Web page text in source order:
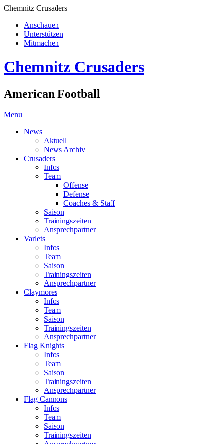
Chemnitz Crusaders
Anschauen
Unterstützen
Mitmachen
Chemnitz Crusaders
American Football
Menu
News
Aktuell
News Archiv
Crusaders
Infos
Team
Offense
Defense
Coaches & Staff
Saison
Trainingszeiten
Ansprechpartner
Varlets
Infos
Team
Saison
Trainingszeiten
Ansprechpartner
Claymores
Infos
Team
Saison
Trainingszeiten
Ansprechpartner
Flag Knights
Infos
Team
Saison
Trainingszeiten
Ansprechpartner
Flag Cannons
Infos
Team
Saison
Trainingszeiten